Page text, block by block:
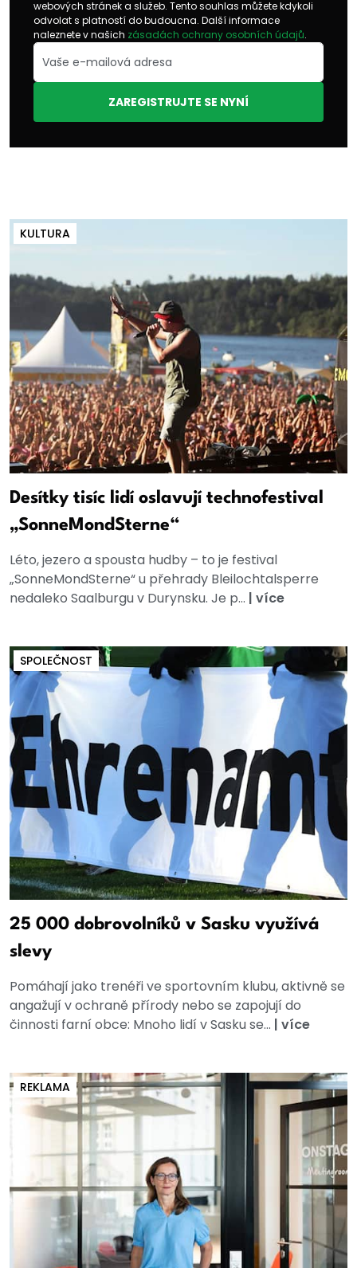
webových stránek a služeb. Tento souhlas můžete kdykoli
odvolat s platností do budoucna. Další informace
naleznete v našich zásadách ochrany osobních údajů.
ZAREGISTRUJTE SE NYNÍ
KULTURA
Desítky tisíc lidí oslavují technofestival
„SonneMondSterne“
Léto, jezero a spousta hudby – to je festival
„SonneMondSterne“ u přehrady Bleilochtalsperre
nedaleko Saalburgu v Durynsku. Je p... | více
SPOLEČNOST
25 000 dobrovolníků v Sasku využívá
slevy
Pomáhají jako trenéři ve sportovním klubu, aktivně se
angažují v ochraně přírody nebo se zapojují do
činnosti farní obce: Mnoho lidí v Sasku se... | více
REKLAMA